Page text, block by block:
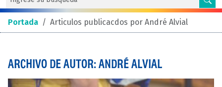
Portada / Articulos publicacdos por André Alvial
ARCHIVO DE AUTOR: ANDRÉ ALVIAL